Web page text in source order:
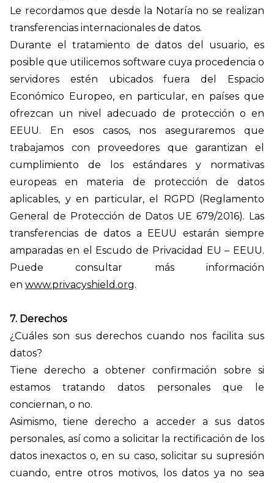
Le recordamos que desde la Notaría no se realizan
transferencias internacionales de datos.
Durante el tratamiento de datos del usuario, es
posible que utilicemos software cuya procedencia o
servidores estén ubicados fuera del Espacio
Económico Europeo, en particular, en países que
ofrezcan un nivel adecuado de protección o en
EEUU. En esos casos, nos aseguraremos que
trabajamos con proveedores que garantizan el
cumplimiento de los estándares y normativas
europeas en materia de protección de datos
aplicables, y en particular, el RGPD (Reglamento
General de Protección de Datos UE 679/2016). Las
transferencias de datos a EEUU estarán siempre
amparadas en el Escudo de Privacidad EU – EEUU.
Puede consultar más información
en www.privacyshield.org.
7. Derechos
¿Cuáles son sus derechos cuando nos facilita sus
datos?
Tiene derecho a obtener confirmación sobre si
estamos tratando datos personales que le
conciernan, o no.
Asimismo, tiene derecho a acceder a sus datos
personales, así como a solicitar la rectificación de los
datos inexactos o, en su caso, solicitar su supresión
cuando, entre otros motivos, los datos ya no sea